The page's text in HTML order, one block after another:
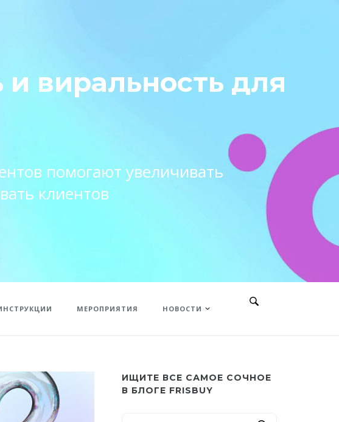
виральность для
помогают увеличивать
клиентов
МЕРОПРИЯТИЯ НОВОСТИ
ИЩИТЕ ВСЕ САМОЕ СОЧНОЕ
В БЛОГЕ FRISBUY